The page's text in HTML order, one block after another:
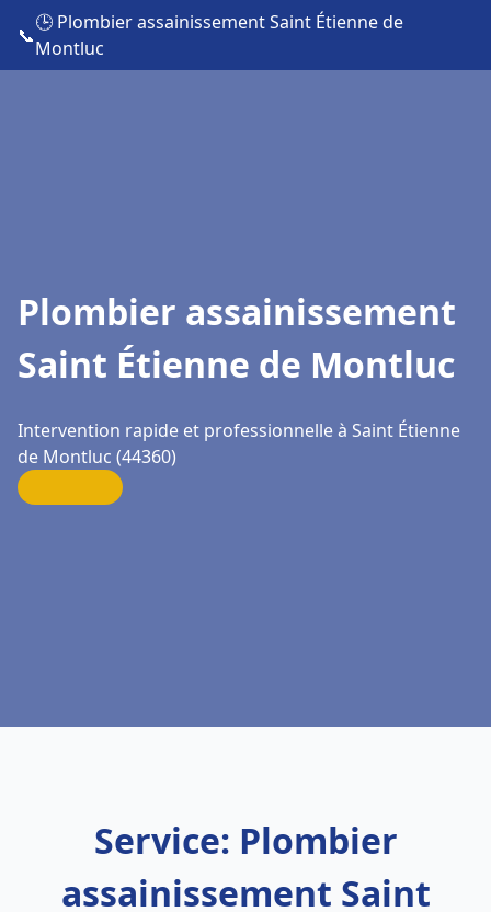
📞
🕒 Plombier assainissement Saint Étienne de
Montluc
Plombier assainissement
Saint Étienne de Montluc
Intervention rapide et professionnelle à Saint Étienne
de Montluc (44360)
Service: Plombier
assainissement Saint